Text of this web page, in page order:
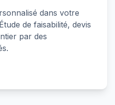
dans votre
de faisabilité, devis
par des